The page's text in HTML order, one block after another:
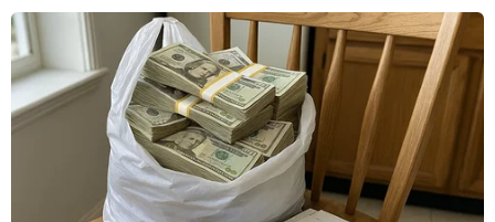
Theo dõi VietnamPlus